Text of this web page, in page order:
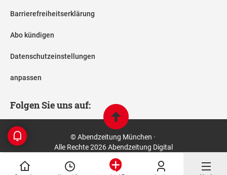
Barrierefreiheitserklärung
Abo kündigen
Datenschutzeinstellungen
anpassen
Folgen Sie uns auf:
© Abendzeitung München ·
Alle Rechte 2026 Abendzeitung Digital